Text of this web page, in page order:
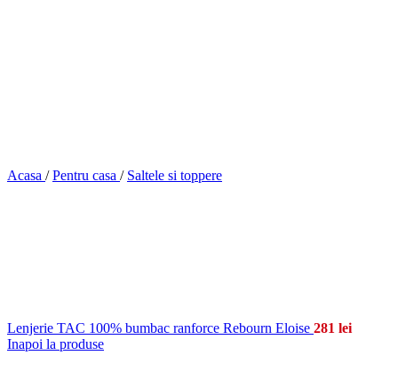
Acasa / Pentru casa / Saltele si toppere
Lenjerie TAC 100% bumbac ranforce Rebourn Eloise 281 lei
Inapoi la produse